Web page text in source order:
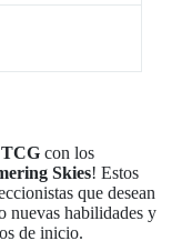
con los
Skies! Estos
que desean
nuevas habilidades y
de inicio.